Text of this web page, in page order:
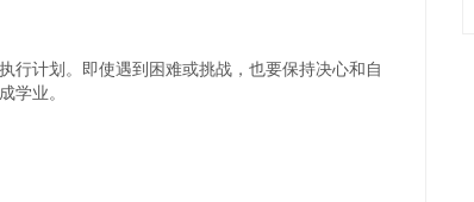
行计划。即使遇到困难或挑战，也要保持决心和自
学业。